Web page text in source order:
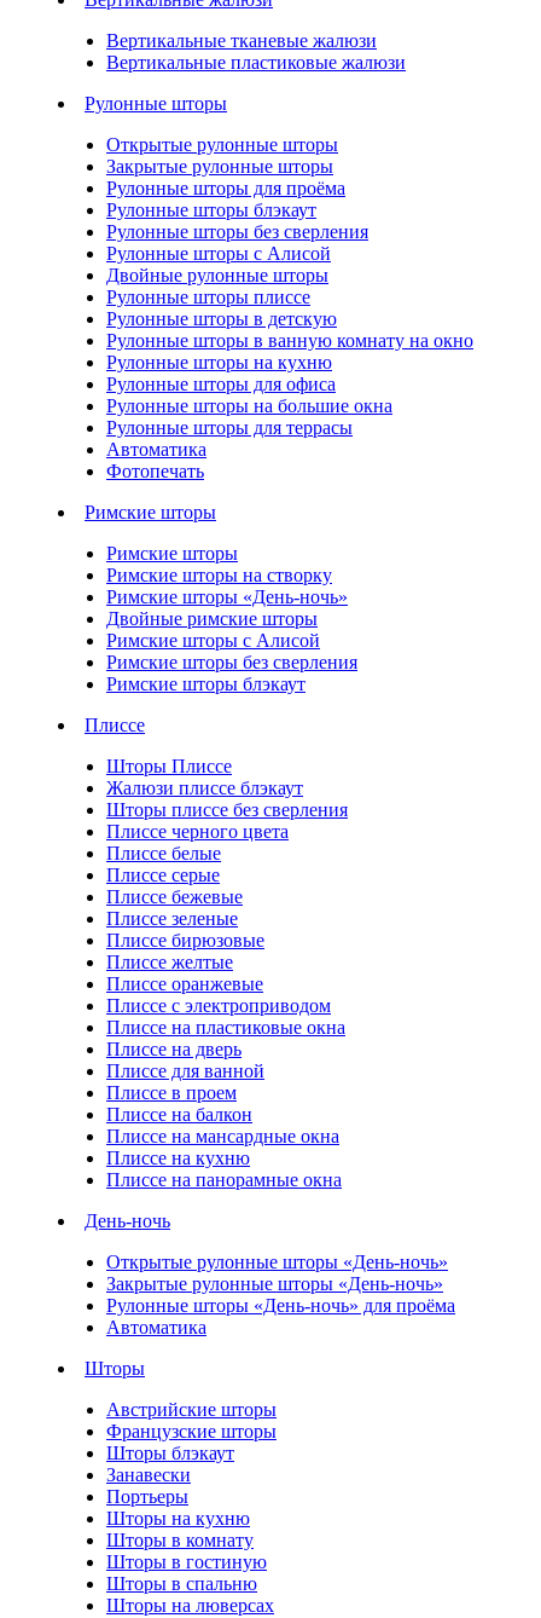
Вертикальные тканевые жалюзи
Вертикальные пластиковые жалюзи
Рулонные шторы
Открытые рулонные шторы
Закрытые рулонные шторы
Рулонные шторы для проёма
Рулонные шторы блэкаут
Рулонные шторы без сверления
Рулонные шторы с Алисой
Двойные рулонные шторы
Рулонные шторы плиссе
Рулонные шторы в детскую
Рулонные шторы в ванную комнату на окно
Рулонные шторы на кухню
Рулонные шторы для офиса
Рулонные шторы на большие окна
Рулонные шторы для террасы
Автоматика
Фотопечать
Римские шторы
Римские шторы
Римские шторы на створку
Римские шторы «День-ночь»
Двойные римские шторы
Римские шторы с Алисой
Римские шторы без сверления
Римские шторы блэкаут
Плиссе
Шторы Плиссе
Жалюзи плиссе блэкаут
Шторы плиссе без сверления
Плиссе черного цвета
Плиссе белые
Плиссе серые
Плиссе бежевые
Плиссе зеленые
Плиссе бирюзовые
Плиссе желтые
Плиссе оранжевые
Плиссе с электроприводом
Плиссе на пластиковые окна
Плиссе на дверь
Плиссе для ванной
Плиссе в проем
Плиссе на балкон
Плиссе на мансардные окна
Плиссе на кухню
Плиссе на панорамные окна
День-ночь
Открытые рулонные шторы «День-ночь»
Закрытые рулонные шторы «День-ночь»
Рулонные шторы «День-ночь» для проёма
Автоматика
Шторы
Австрийские шторы
Французские шторы
Шторы блэкаут
Занавески
Портьеры
Шторы на кухню
Шторы в комнату
Шторы в гостиную
Шторы в спальню
Шторы на люверсах